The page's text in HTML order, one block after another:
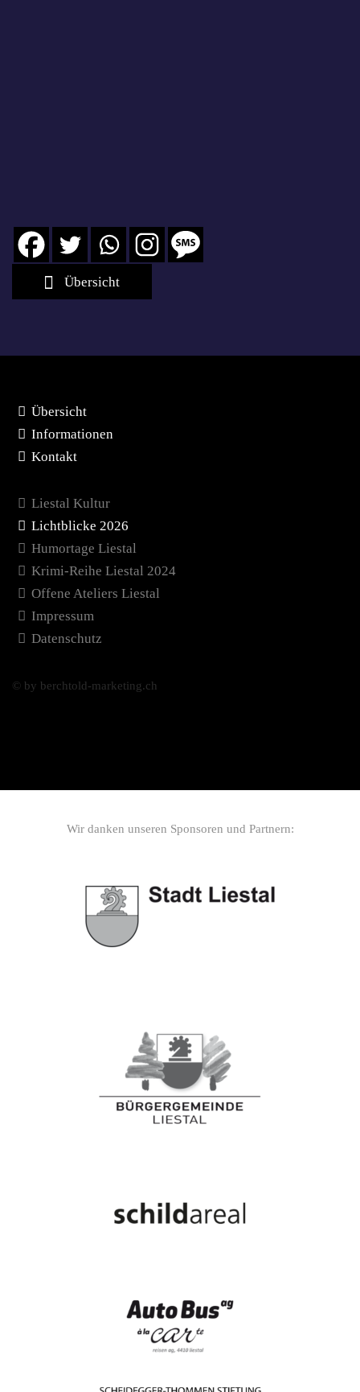
Übersicht
Übersicht
Informationen
Kontakt
Liestal Kultur
Lichtblicke 2026
Humortage Liestal
Krimi-Reihe Liestal 2024
Offene Ateliers Liestal
Impressum
Datenschutz
© by berchtold-marketing.ch
Wir danken unseren Sponsoren und Partnern: